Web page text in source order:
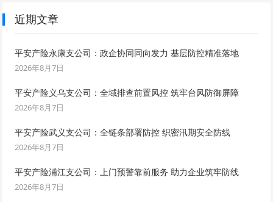
近期文章
平安产险永康支公司：政企协同同向发力 基层防控精准落地
2026年8月7日
平安产险义乌支公司：全域排查前置风控 筑牢台风防御屏障
2026年8月7日
平安产险武义支公司：全链条部署防控 织密汛期安全防线
2026年8月7日
平安产险浦江支公司：上门预警靠前服务 助力企业筑牢防线
2026年8月7日